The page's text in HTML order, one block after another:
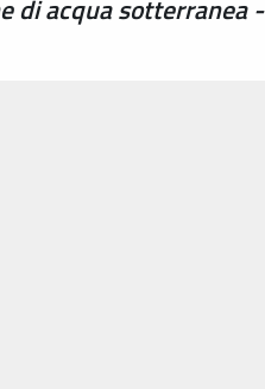
di acqua sotterranea -